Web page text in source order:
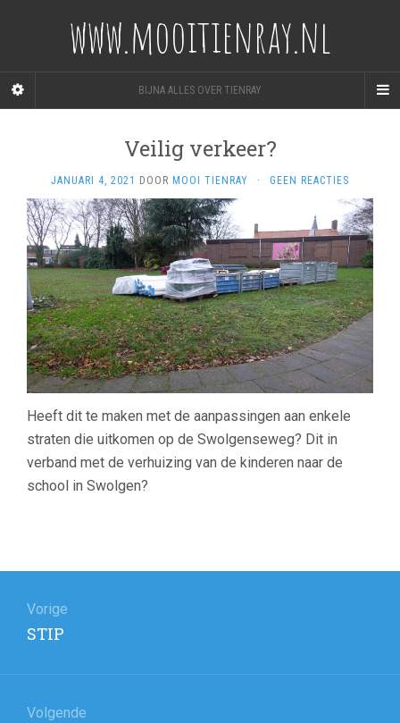
www.mooitienray.nl
BIJNA ALLES OVER TIENRAY
Veilig verkeer?
JANUARI 4, 2021 DOOR MOOI TIENRAY · GEEN REACTIES
Heeft dit te maken met de aanpassingen aan enkele
straten die uitkomen op de Swolgenseweg? Dit in
verband met de verhuizing van de kinderen naar de
school in Swolgen?
navigatie
Vorige
Vorig
STIP
Volgende